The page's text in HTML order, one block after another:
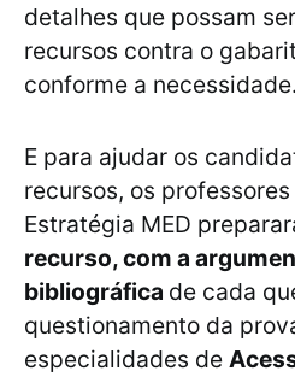
detalhes que possam
recursos contra o
conforme a necessidade.
E para ajudar os
recursos, os
Estratégia MED
recurso, com a
bibliográfica de cada
questionamento da
especialidades de